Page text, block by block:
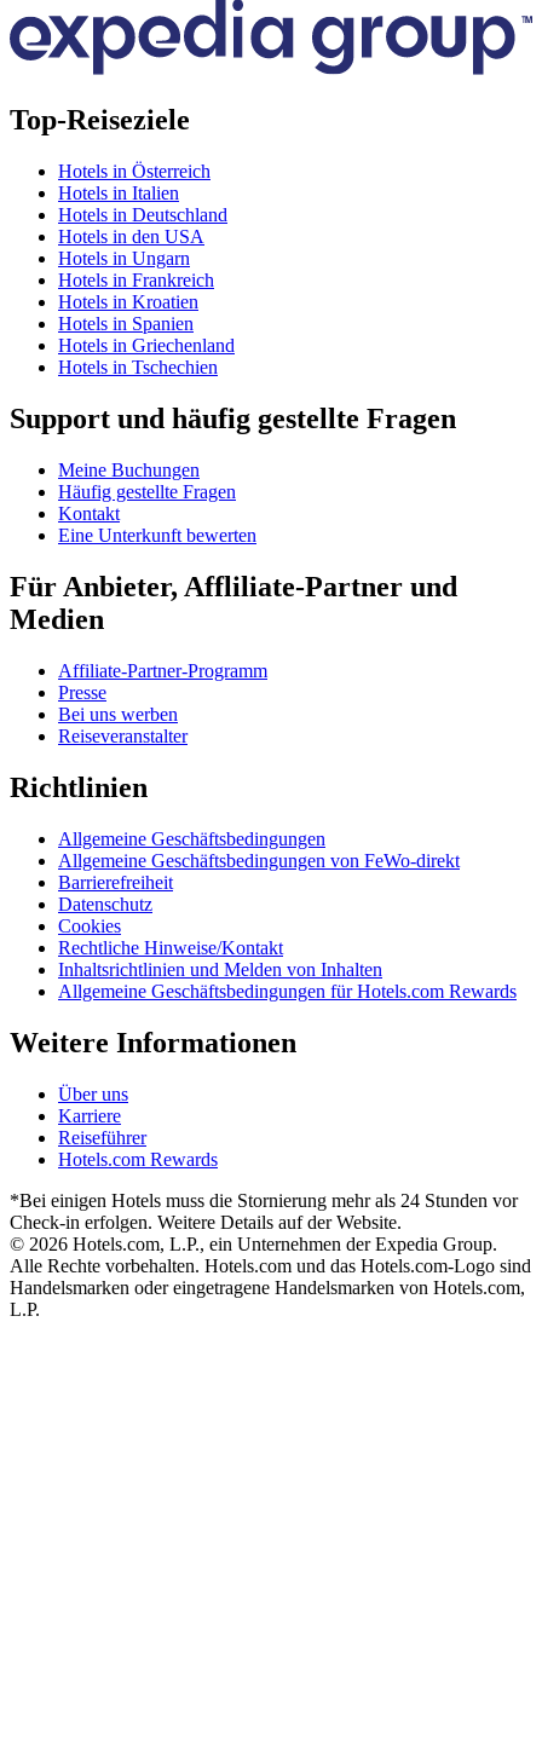
Top-Reiseziele
Hotels in Österreich
Hotels in Italien
Hotels in Deutschland
Hotels in den USA
Hotels in Ungarn
Hotels in Frankreich
Hotels in Kroatien
Hotels in Spanien
Hotels in Griechenland
Hotels in Tschechien
Support und häufig gestellte Fragen
Meine Buchungen
Häufig gestellte Fragen
Kontakt
Eine Unterkunft bewerten
Für Anbieter, Affliliate-Partner und
Medien
Affiliate-Partner-Programm
Presse
Bei uns werben
Reiseveranstalter
Richtlinien
Allgemeine Geschäftsbedingungen
Allgemeine Geschäftsbedingungen von FeWo-direkt
Barrierefreiheit
Datenschutz
Cookies
Rechtliche Hinweise/Kontakt
Inhaltsrichtlinien und Melden von Inhalten
Allgemeine Geschäftsbedingungen für Hotels.com Rewards
Weitere Informationen
Über uns
Karriere
Reiseführer
Hotels.com Rewards
*Bei einigen Hotels muss die Stornierung mehr als 24 Stunden vor
Check-in erfolgen. Weitere Details auf der Website.
© 2026 Hotels.com, L.P., ein Unternehmen der Expedia Group.
Alle Rechte vorbehalten. Hotels.com und das Hotels.com-Logo sind
Handelsmarken oder eingetragene Handelsmarken von Hotels.com,
L.P.